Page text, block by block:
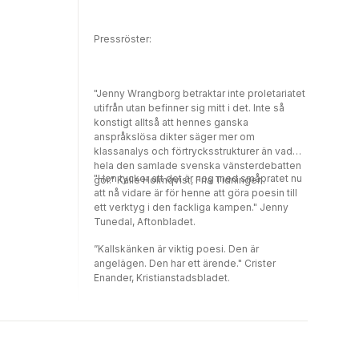
varandra.vi vakade in morgnarnai skrynkliga
ilägenhetenverkligheten där utanförlandade
på vår hallmattablodet från gränderna rann
ingenom vårt brevinkast
Pressröster:
"Jenny Wrangborg betraktar inte proletariatet
utifrån utan befinner sig mitt i det. Inte så
konstigt alltså att hennes ganska
anspråkslösa dikter säger mer om
klassanalys och förtrycksstrukturer än vad
hela den samlade svenska vänsterdebatten
gör." Kalle Holmqvist, Fria Tidningen.
"Hon tycker att det är nog med småpratet nu
att nå vidare är för henne att göra poesin till
ett verktyg i den fackliga kampen." Jenny
Tunedal, Aftonbladet.
”Kallskänken är viktig poesi. Den är
angelägen. Den har ett ärende." Crister
Enander, Kristianstadsbladet.